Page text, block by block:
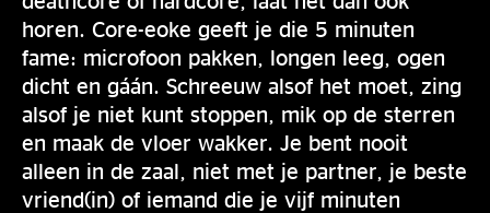
horen. Core-eoke geeft je die 5 minuten
fame: microfoon pakken, longen leeg, ogen
dicht en gáán. Schreeuw alsof het moet, zing
alsof je niet kunt stoppen, mik op de sterren
en maak de vloer wakker. Je bent nooit
alleen in de zaal, niet met je partner, je beste
vriend(in) of iemand die je vijf minuten